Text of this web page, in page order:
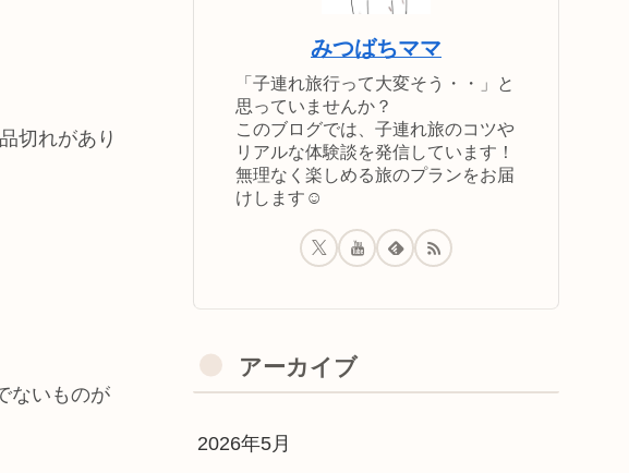
切れがあり
ないものが
みつばちママ
「子連れ旅行って大変そう・・」と
思っていませんか？
このブログでは、子連れ旅のコツや
リアルな体験談を発信しています！
無理なく楽しめる旅のプランをお届
けします☺️
アーカイブ
2026年5月